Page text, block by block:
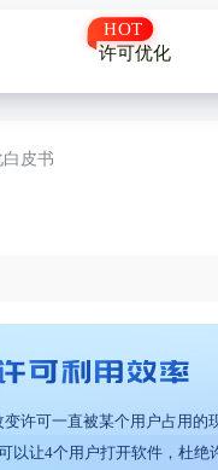
许可优化
皮书